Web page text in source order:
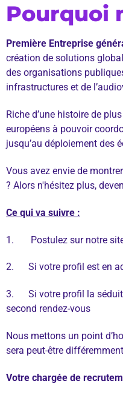
Pourquoi
Première Entreprise
création de solutions
des organisations
infrastructures et de
Riche d’une histoire de
européens à pouvoir
jusqu’au déploiement des
Vous avez envie de
? Alors n'hésitez plus,
Ce qui va suivre :
1. Postulez sur notre site
2. Si votre profil est en
3. Si votre profil la séduit,
second rendez-vous
Nous mettons un point
sera peut-être
Votre chargée de